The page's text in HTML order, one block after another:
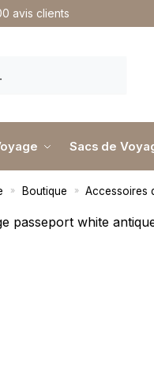
avis clients
Sacs de
» Boutique » Accessoires